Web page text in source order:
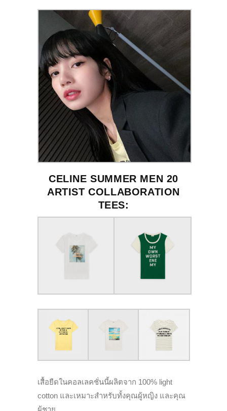
CELINE SUMMER MEN 20
ARTIST COLLABORATION
TEES:
เสื้อยืดในคอลเลคชั่นนี้ผลิตจาก 100% light
cotton และเหมาะสำหรับทั้งคุณผู้หญิง และคุณ